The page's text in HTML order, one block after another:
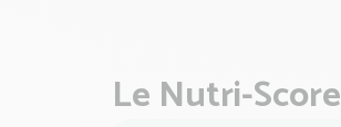
Le Nutri-Score